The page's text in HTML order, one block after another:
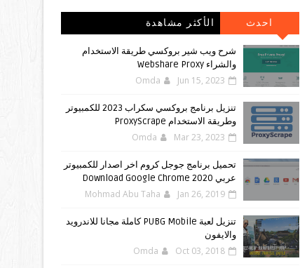
احدث
المشاركات
الأكثر مشاهدة
شرح ويب شير بروكسي طريقة الاستخدام
والشراء Webshare Proxy
Omda Jun 15, 2023
تنزيل برنامج بروكسي سكراب 2023 للكمبيوتر
وطريقة الاستخدام ProxyScrape
Omda Mar 23, 2023
تحميل برنامج جوجل كروم اخر اصدار للكمبيوتر
عربي Download Google Chrome 2020
Mohmad Abu Taha Jan 26, 2019
تنزيل لعبة PUBG Mobile كاملة مجانا للاندرويد
والايفون
Omda Oct 03, 2018